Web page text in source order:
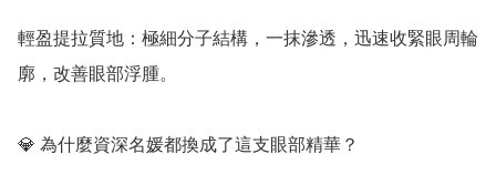
輕盈提拉質地：極細分子結構，一抹滲透，迅速收緊眼周輪
廓，改善眼部浮腫。
💎 為什麼資深名媛都換成了這支眼部精華？